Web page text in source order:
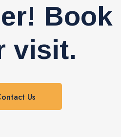
Book
visit.
Us